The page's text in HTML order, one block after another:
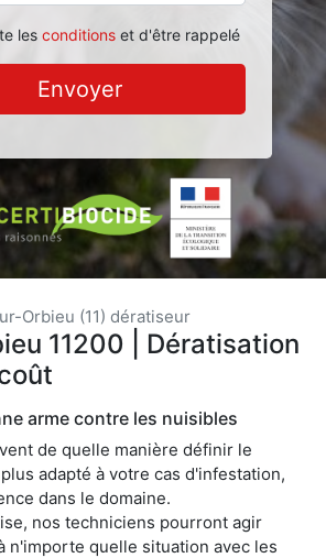
les conditionset d'être rappelé
Envoyer
Orbieu (11) dératiseur
11200 | Dératisation
arme contre les nuisibles
de quelle manière définir le
adapté à votre cas d'infestation,
dans le domaine.
nos techniciens pourront agir
n'importe quelle situation avec les